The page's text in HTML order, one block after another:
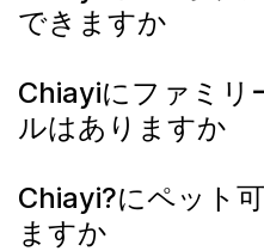
できますか
Chiayiにファミリ
ルはありますか
Chiayi?にペット
ますか